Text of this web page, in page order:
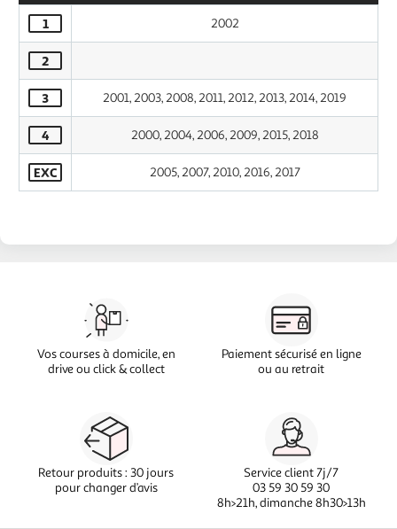
1 2002
2
3 2001, 2003, 2008, 2011, 2012, 2013, 2014, 2019
4 2000, 2004, 2006, 2009, 2015, 2018
EXC 2005, 2007, 2010, 2016, 2017
Vos courses à domicile, en
drive ou click & collect
Paiement sécurisé en ligne
ou au retrait
Retour produits : 30 jours
pour changer d’avis
Service client 7j/7
03 59 30 59 30
8h>21h, dimanche 8h30>13h